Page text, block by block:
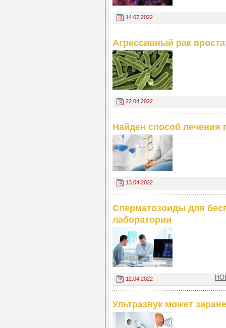
14.07.2022
Агрессивный рак
22.04.2022
Найден способ лечения
13.04.2022
Сперматозоиды для
лаборатории
12.04.2022
Ультразвук может